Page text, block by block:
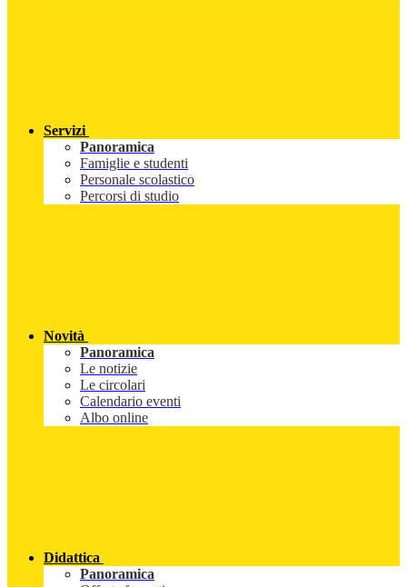
Servizi
Panoramica
Famiglie e studenti
Personale scolastico
Percorsi di studio
Novità
Panoramica
Le notizie
Le circolari
Calendario eventi
Albo online
Didattica
Panoramica